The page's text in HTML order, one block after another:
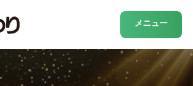
メニュー